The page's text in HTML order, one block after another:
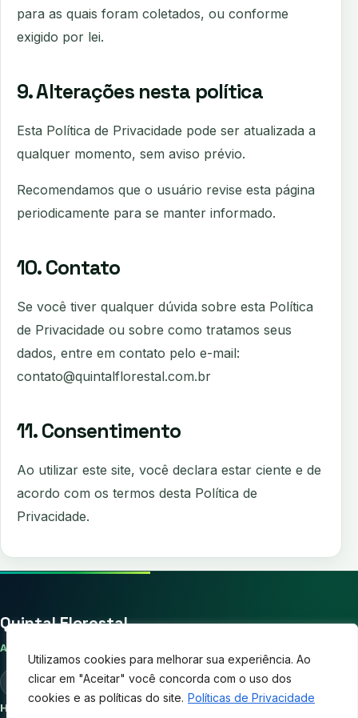
Utilizamos cookies para melhorar sua experiência. Ao
clicar em "Aceitar" você concorda com o uso dos
cookies e as políticas do site. Políticas de Privacidade
para as quais foram coletados, ou conforme
exigido por lei.
9. Alterações nesta política
Esta Política de Privacidade pode ser atualizada a
qualquer momento, sem aviso prévio.
Recomendamos que o usuário revise esta página
periodicamente para se manter informado.
10. Contato
Se você tiver qualquer dúvida sobre esta Política
de Privacidade ou sobre como tratamos seus
dados, entre em contato pelo e-mail:
contato@quintalflorestal.com.br
11. Consentimento
Ao utilizar este site, você declara estar ciente e de
acordo com os termos desta Política de
Privacidade.
Quintal Florestal
AGRICULTURA FAMILIAR
Instagram Facebook
Home Políticas de PrivacidadeQuem Somos